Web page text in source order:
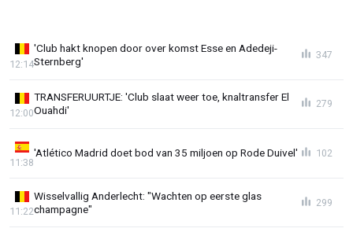
'Club hakt knopen door over komst Esse en Adedeji-
Sternberg'
12:14
347
TRANSFERUURTJE: 'Club slaat weer toe, knaltransfer El
Ouahdi'
12:00
279
'Atlético Madrid doet bod van 35 miljoen op Rode Duivel'
11:38
102
Wisselvallig Anderlecht: "Wachten op eerste glas
champagne"
11:22
299